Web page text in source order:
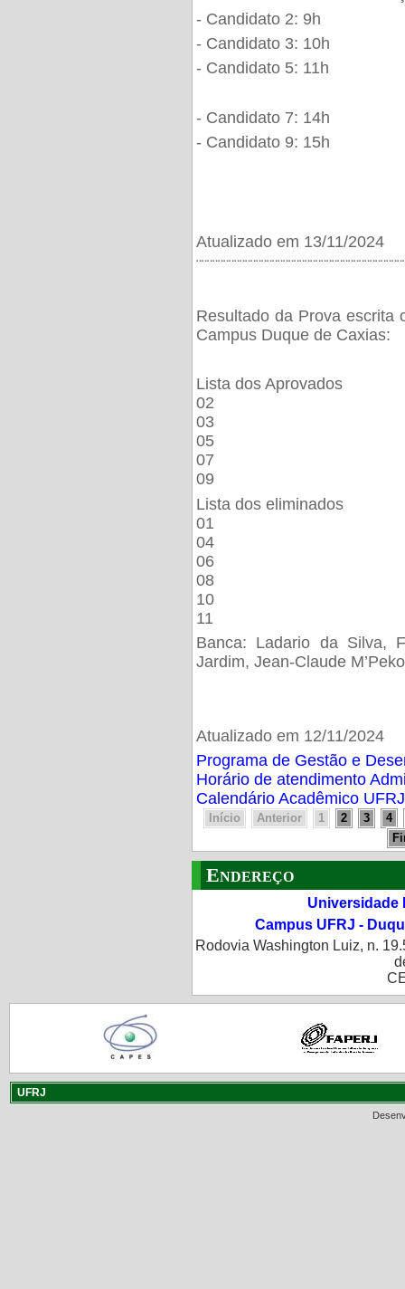
- Candidato 2: 9h
- Candidato 3: 10h
- Candidato 5: 11h
- Candidato 7: 14h
- Candidato 9: 15h
Atualizado em 13/11/2024
Resultado da Prova escrita
Campus Duque de Caxias:
Lista dos Aprovados
02
03
05
07
09
Lista dos eliminados
01
04
06
08
10
11
Banca: Ladario da Silva,
Jardim, Jean-Claude M’Peko
Atualizado em 12/11/2024
Programa de Gestão e
Horário de atendimento
Calendário Acadêmico
Início Anterior 1 2 3
4
Endereço
Universidade
Campus UFRJ -
Rodovia Washington Luiz, n.
UFRJ